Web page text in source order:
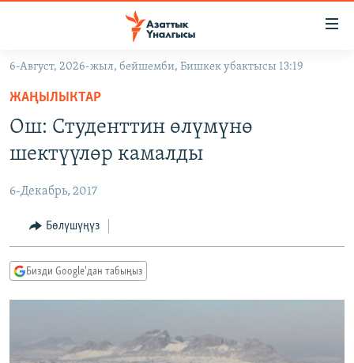
Навигацияга
өтүңүз
Издөөгө
салыңызКЫРГЫЗСТАН
ЭКОНОМИКА
МАДАНИЯТ
БОРБОР АЗИЯ
УКРАИНА
АТАЙЫН ИЛИКТӨӨ
ТВ ПРОГРАММАЛАР
ЭКСПЕРТТЕР ТАЛДАЙТ
ӨЗГӨЧӨ ПИКИР
6-Август, 2026-жыл, бейшемби, Бишкек убактысы 13:19
ЖАҢЫЛЫКТАР
Ош: Студенттин өлүмүнө
шектүүлөр камалды
6-Декабрь, 2017
Бөлүшүңүз
Бизди Google'дан табыңыз